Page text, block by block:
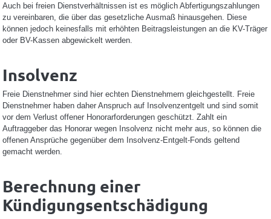
Auch bei freien Dienstverhältnissen ist es möglich Abfertigungszahlungen
zu vereinbaren, die über das gesetzliche Ausmaß hinausgehen. Diese
können jedoch keinesfalls mit erhöhten Beitragsleistungen an die KV-Träger
oder BV-Kassen abgewickelt werden.
Insolvenz
Freie Dienstnehmer sind hier echten Dienstnehmern gleichgestellt. Freie
Dienstnehmer haben daher Anspruch auf Insolvenzentgelt und sind somit
vor dem Verlust offener Honorarforderungen geschützt. Zahlt ein
Auftraggeber das Honorar wegen Insolvenz nicht mehr aus, so können die
offenen Ansprüche gegenüber dem Insolvenz-Entgelt-Fonds geltend
gemacht werden.
Berechnung einer
Kündigungsentschädigung